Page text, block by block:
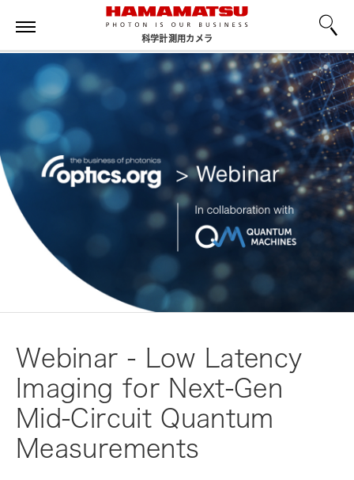
科学計測用カメラ
Webinar - Low Latency
Imaging for Next-Gen
Mid-Circuit Quantum
Measurements